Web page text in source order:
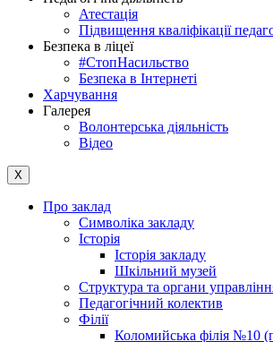
Атестація
Підвищення кваліфікації
Безпека в ліцеї
#СтопНасильство
Безпека в Інтернеті
Харчування
Галерея
Волонтерська діяльність
Відео
X
Про заклад
Символіка закладу
Історія
Історія закладу
Шкільний музей
Структура та органи
Педагогічний колектив
Філії
Коломийська філія №10